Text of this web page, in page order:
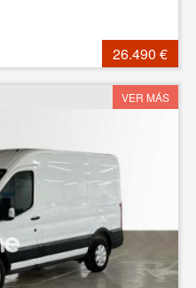
26.490 €
VER MÁS